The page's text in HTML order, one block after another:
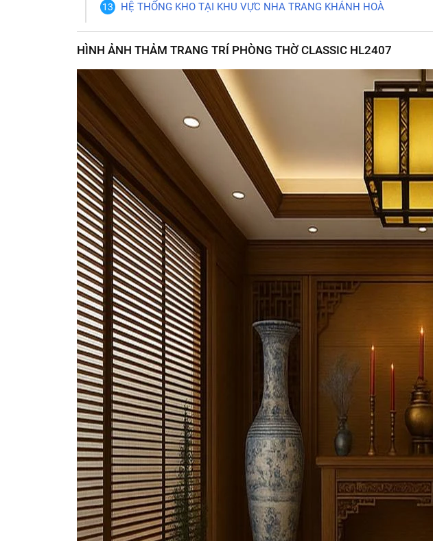
HỆ THỐNG KHO TẠI KHU VỰC NHA TRANG KHÁNH HOÀ
HÌNH ẢNH THẢM TRANG TRÍ PHÒNG THỜ CLASSIC HL2407